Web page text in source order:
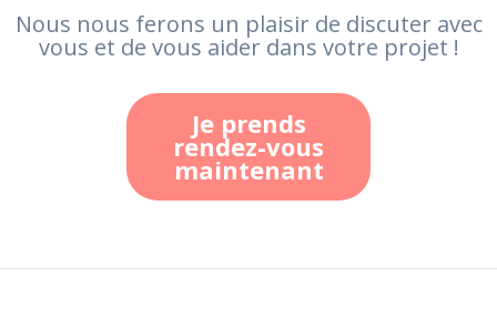
Nous nous ferons un plaisir de discuter avec
vous et de vous aider dans votre projet !
Je prends
rendez-vous
maintenant